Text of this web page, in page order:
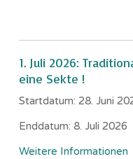
1. Juli 2026:
eine Sekte !
Startdatum: 28. Juni
Enddatum: 8. Juli 2026
Weitere Informationen